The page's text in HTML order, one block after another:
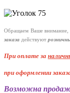
Обращаем Ваше внимание,
заказа действуют
При оплате за
при оформлении
Возможна